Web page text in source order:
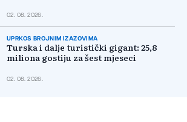
02. 08. 2026.
UPRKOS BROJNIM IZAZOVIMA
Turska i dalje turistički gigant: 25,8
miliona gostiju za šest mjeseci
02. 08. 2026.